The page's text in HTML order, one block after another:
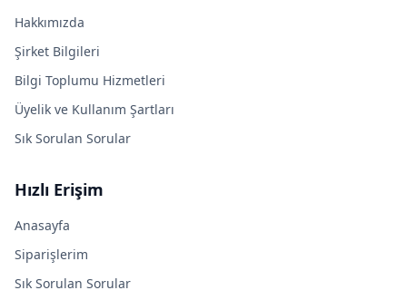
Hakkımızda
Şirket Bilgileri
Bilgi Toplumu Hizmetleri
Üyelik ve Kullanım Şartları
Sık Sorulan Sorular
Hızlı Erişim
Anasayfa
Siparişlerim
Sık Sorulan Sorular